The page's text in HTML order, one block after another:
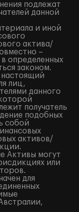
подлежат
данной
и иной
актива/
–
определенных
законом.
настоящий
лиц,
данного
получатель
подобных
собой
активов/
Активы могут
или
для